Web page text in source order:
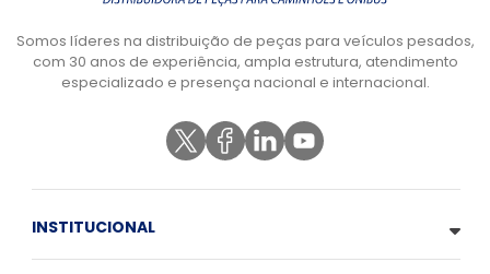
Somos líderes na distribuição de peças para veículos pesados,
com 30 anos de experiência, ampla estrutura, atendimento
especializado e presença nacional e internacional.
INSTITUCIONAL